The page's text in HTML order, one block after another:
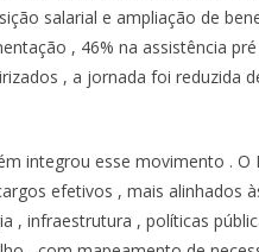
salarial e ampliação de
, 46% na assistência pré
, a jornada foi reduzida
integrou esse movimento . O
efetivos , mais alinhados
, infraestrutura , políticas